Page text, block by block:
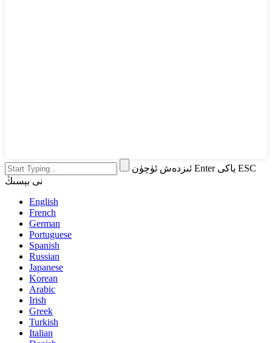
ئىزدەش ئۈچۈن Enter ياكى ESC
نى بېسىڭ
English
French
German
Portuguese
Spanish
Russian
Japanese
Korean
Arabic
Irish
Greek
Turkish
Italian